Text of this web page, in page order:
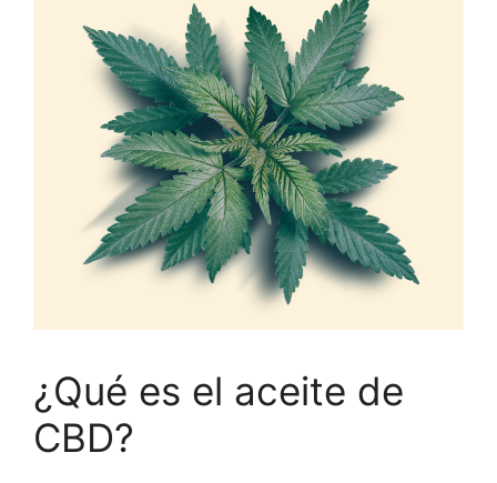
¿Qué es el aceite de
CBD?